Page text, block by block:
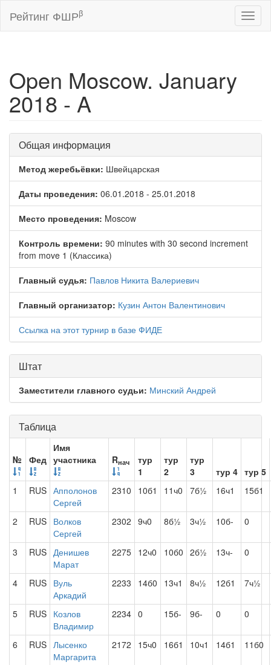
Рейтинг ФШРβ
Open Moscow. January
2018 - A
Общая информация
Метод жеребьёвки: Швейцарская
Даты проведения: 06.01.2018 - 25.01.2018
Место проведения: Moscow
Контроль времени: 90 minutes with 30 second increment
from move 1 (Классика)
Главный судья: Павлов Никита Валериевич
Главный организатор: Кузин Антон Валентинович
Ссылка на этот турнир в базе ФИДЕ
Штат
Заместители главного судьи: Минский Андрей
Таблица
№ Фед
Имя
участника
Rнач
тур
1
тур
2
тур
3
тур 4 тур 5
1
RUS Апполонов
Сергей
2310 10б1 11ч0 7б½ 16ч1 15б1
2 RUS Волков
Сергей
2302 9ч0 8б½ 3ч½ 10б- 0
3 RUS Денишев
Марат
2275 12ч0 10б0 2б½ 13ч- 0
4 RUS Вуль
Аркадий
2233 14б0 13ч1 8ч½ 12б1 7ч½
5 RUS Козлов
Владимир
2234 0 15б- 9б- 0 0
6 RUS Лысенко
Маргарита
2172 15ч0 16б1 10ч1 14б1 11б0